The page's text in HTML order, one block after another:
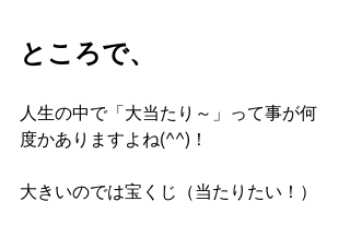
ところで、
人生の中で「大当たり～」って事が何
度かありますよね(^^)！
大きいのでは宝くじ（当たりたい！）